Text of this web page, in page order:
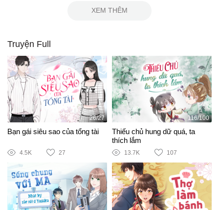
XEM THÊM
Truyện Full
26/27
Bạn gái siêu sao của tổng tài
4.5K 27
116/100
Thiếu chủ hung dữ quá, ta
thích lắm
13.7K 107